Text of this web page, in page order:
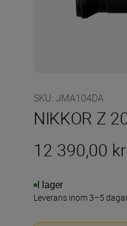
SKU: JMA104DA
NIKKOR Z
12 390,00 kr
I lager
Leverans inom 3–5